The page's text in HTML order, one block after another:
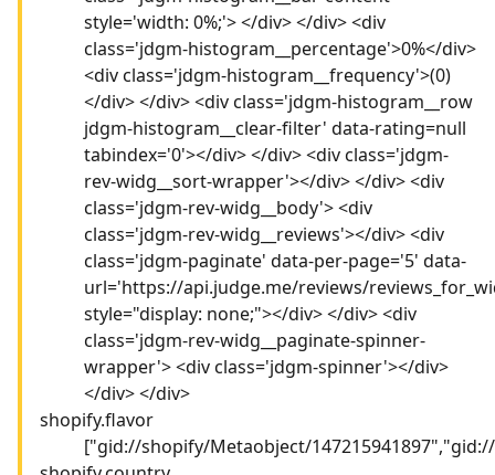
style='width: 0%;'> </div> </div> <div
class='jdgm-histogram__percentage'>0%</div>
<div class='jdgm-histogram__frequency'>(0)
</div> </div> <div class='jdgm-histogram__row
jdgm-histogram__clear-filter' data-rating=null
tabindex='0'></div> </div> <div class='jdgm-
rev-widg__sort-wrapper'></div> </div> <div
class='jdgm-rev-widg__body'> <div
class='jdgm-rev-widg__reviews'></div> <div
class='jdgm-paginate' data-per-page='5' data-
url='https://api.judge.me/reviews/
style="display: none;"></div> </div> <div
class='jdgm-rev-widg__paginate-spinner-
wrapper'> <div class='jdgm-spinner'></div>
</div> </div>
shopify.flavor
["gid://shopify/Metaobject/